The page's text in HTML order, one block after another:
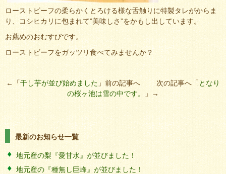
ローストビーフの柔らかくとろける様な舌触りに特製タレがからま
り、コシヒカリに包まれて”美味しさ”をかもし出しています。
お薦めのおむすびです。
ローストビーフをガッツリ食べてみませんか？
←「干し芋が並び始めました 」前の記事へ 次の記事へ「となり
の桜ヶ池は雪の中です。
」→
最新のお知らせ一覧
地元産の梨『愛甘水』が並びました！
地元産の『種無し巨峰』が並びました！